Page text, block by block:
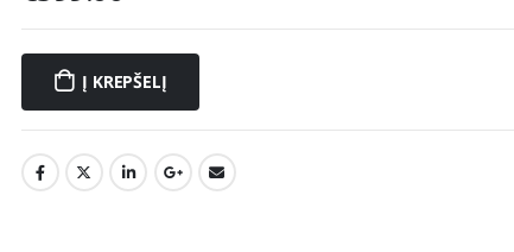
Į KREPŠELĮ